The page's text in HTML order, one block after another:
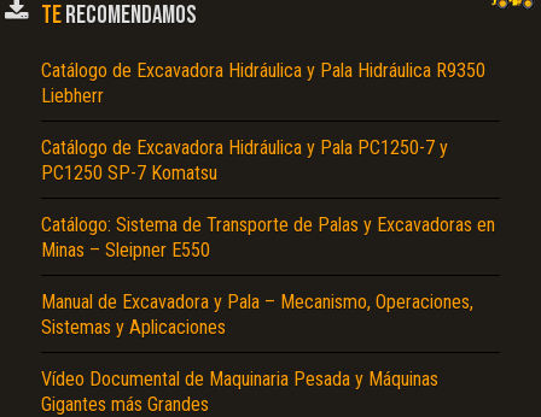
TERECOMENDAMOS
Catálogo de Excavadora Hidráulica y Pala Hidráulica R9350
Liebherr
Catálogo de Excavadora Hidráulica y Pala PC1250-7 y
PC1250 SP-7 Komatsu
Catálogo: Sistema de Transporte de Palas y Excavadoras en
Minas – Sleipner E550
Manual de Excavadora y Pala – Mecanismo, Operaciones,
Sistemas y Aplicaciones
Vídeo Documental de Maquinaria Pesada y Máquinas
Gigantes más Grandes
El Título es incorrecto según el contenido.
Texto o Imagen de portada son erróneos.
No carga o no se visualiza el contenido.
Reportar otro tipo de error...